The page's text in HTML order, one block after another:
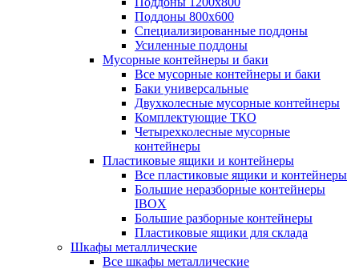
Поддоны 800х600
Специализированные поддоны
Усиленные поддоны
Мусорные контейнеры и баки
Все мусорные контейнеры и баки
Баки универсальные
Двухколесные мусорные контейнеры
Комплектующие ТКО
Четырехколесные мусорные
контейнеры
Пластиковые ящики и контейнеры
Все пластиковые ящики и контейнеры
Большие неразборные контейнеры
IBOX
Большие разборные контейнеры
Пластиковые ящики для склада
Шкафы металлические
Все шкафы металлические